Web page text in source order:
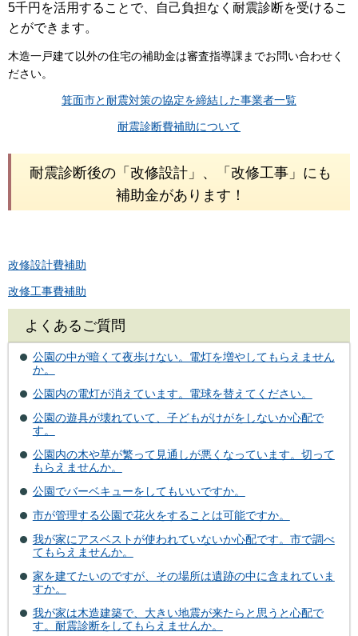
5千円を活用することで、自己負担なく耐震診断を受けるこ
とができます。
木造一戸建て以外の住宅の補助金は審査指導課までお問い合わせく
ださい。
箕面市と耐震対策の協定を締結した事業者一覧
耐震診断費補助について
耐震診断後の「改修設計」、「改修工事」にも
補助金があります！
改修設計費補助
改修工事費補助
よくあるご質問
公園の中が暗くて夜歩けない。電灯を増やしてもらえません
か。
公園内の電灯が消えています。電球を替えてください。
公園の遊具が壊れていて、子どもがけがをしないか心配で
す。
公園内の木や草が繁って見通しが悪くなっています。切って
もらえませんか。
公園でバーベキューをしてもいいですか。
市が管理する公園で花火をすることは可能ですか。
我が家にアスベストが使われていないか心配です。市で調べ
てもらえませんか。
家を建てたいのですが、その場所は遺跡の中に含まれていま
すか。
我が家は木造建築で、大きい地震が来たらと思うと心配で
す。耐震診断をしてもらえませんか。